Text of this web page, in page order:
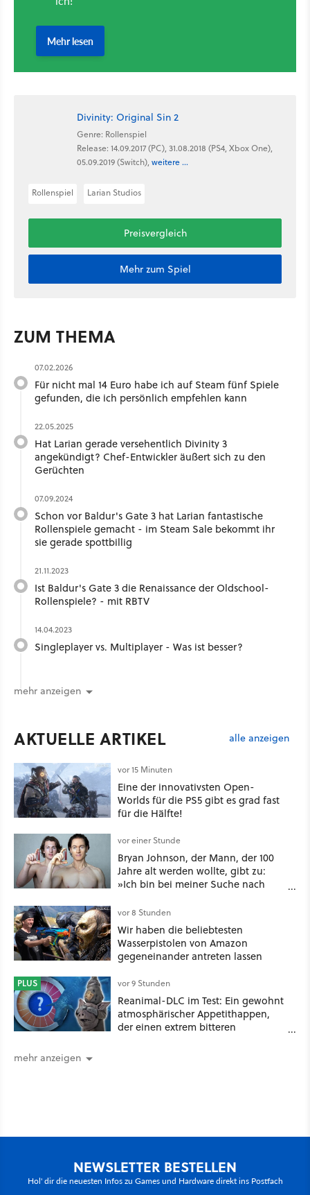
Divinity: Original Sin 2
Genre: Rollenspiel
Release: 14.09.2017 (PC), 31.08.2018 (PS4, Xbox One),
05.09.2019 (Switch), weitere ...
Rollenspiel Larian Studios
Preisvergleich
Mehr zum Spiel
ZUM THEMA
07.02.2026
Für nicht mal 14 Euro habe ich auf Steam fünf Spiele
gefunden, die ich persönlich empfehlen kann
22.05.2025
Hat Larian gerade versehentlich Divinity 3
angekündigt? Chef-Entwickler äußert sich zu den
Gerüchten
07.09.2024
Schon vor Baldur's Gate 3 hat Larian fantastische
Rollenspiele gemacht - im Steam Sale bekommt ihr
sie gerade spottbillig
21.11.2023
Ist Baldur's Gate 3 die Renaissance der Oldschool-
Rollenspiele? - mit RBTV
14.04.2023
Singleplayer vs. Multiplayer - Was ist besser?
mehr anzeigen
AKTUELLE ARTIKEL alle anzeigen
vor 15 Minuten
Eine der innovativsten Open-
Worlds für die PS5 gibt es grad fast
für die Hälfte!
vor einer Stunde
Bryan Johnson, der Mann, der 100
Jahre alt werden wollte, gibt zu:
»Ich bin bei meiner Suche nach
vor 8 Stunden
Wir haben die beliebtesten
Wasserpistolen von Amazon
gegeneinander antreten lassen
PLUS vor 9 Stunden
Reanimal-DLC im Test: Ein gewohnt
atmosphärischer Appetithappen,
der einen extrem bitteren
mehr anzeigen
NEWSLETTER BESTELLEN
Hol' dir die neuesten Infos zu Games und Hardware direkt ins Postfach